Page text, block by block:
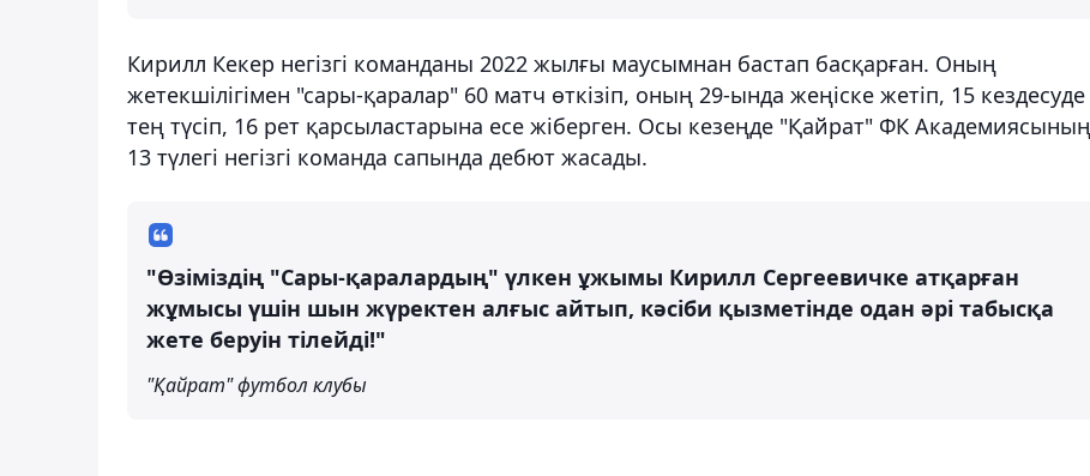
Кирилл Кекер негізгі команданы 2022 жылғы маусымнан бастап басқарған. Оның
жетекшілігімен "сары-қаралар" 60 матч өткізіп, оның 29-ында жеңіске жетіп, 15 кездесуде
тең түсіп, 16 рет қарсыластарына есе жіберген. Осы кезеңде "Қайрат" ФК Академиясының
13 түлегі негізгі команда сапында дебют жасады.
"Өзіміздің "Сары-қаралардың" үлкен ұжымы Кирилл Сергеевичке атқарған
жұмысы үшін шын жүректен алғыс айтып, кәсіби қызметінде одан әрі табысқа
жете беруін тілейді!"
"Қайрат" футбол клубы